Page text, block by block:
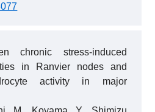
chronic stress-induced
in Ranvier nodes and
activity in major